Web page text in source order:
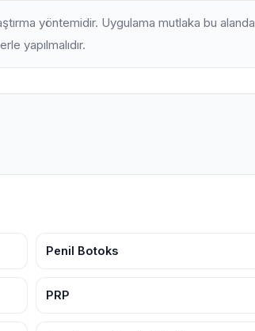
yöntemidir. Uygulama mutlaka bu alanda
yapılmalıdır.
Penil Botoks
PRP